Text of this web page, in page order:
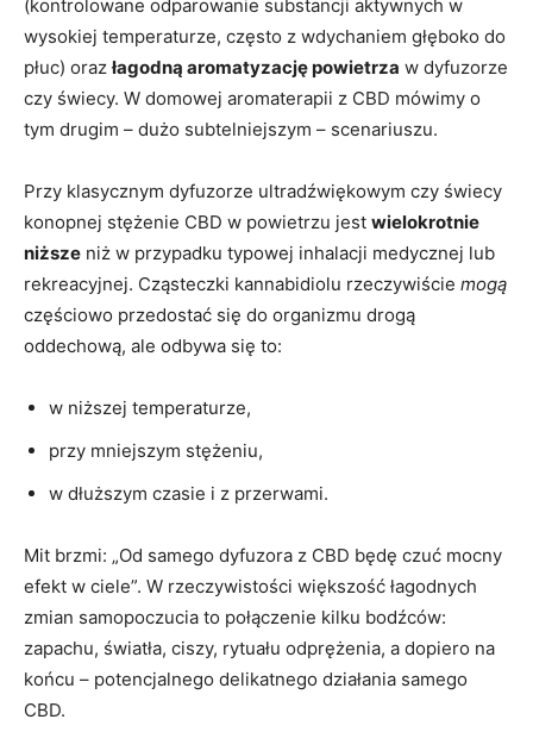
(kontrolowane odparowanie substancji aktywnych w
wysokiej temperaturze, często z wdychaniem głęboko do
płuc) oraz łagodną aromatyzację powietrza w dyfuzorze
czy świecy. W domowej aromaterapii z CBD mówimy o
tym drugim – dużo subtelniejszym – scenariuszu.
Przy klasycznym dyfuzorze ultradźwiękowym czy świecy
konopnej stężenie CBD w powietrzu jest wielokrotnie
niższe niż w przypadku typowej inhalacji medycznej lub
rekreacyjnej. Cząsteczki kannabidiolu rzeczywiście mogą
częściowo przedostać się do organizmu drogą
oddechową, ale odbywa się to:
w niższej temperaturze,
przy mniejszym stężeniu,
w dłuższym czasie i z przerwami.
Mit brzmi: „Od samego dyfuzora z CBD będę czuć mocny
efekt w ciele”. W rzeczywistości większość łagodnych
zmian samopoczucia to połączenie kilku bodźców:
zapachu, światła, ciszy, rytuału odprężenia, a dopiero na
końcu – potencjalnego delikatnego działania samego
CBD.